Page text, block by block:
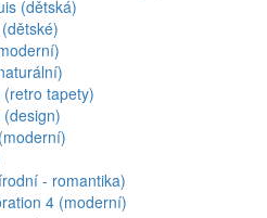
(dětská)
(retro tapety)
- romantika)
4 (moderní)